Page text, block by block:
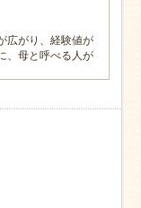
広がり、経験値が
、母と呼べる人が